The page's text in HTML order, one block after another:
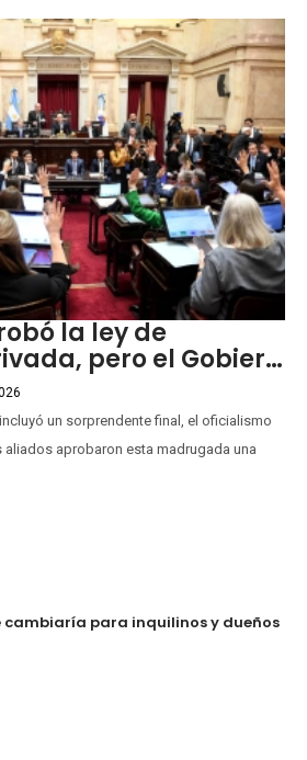
la ley de
pero el Gobier…
un sorprendente final, el oficialismo
aprobaron esta madrugada una
cambiaría para inquilinos y dueños